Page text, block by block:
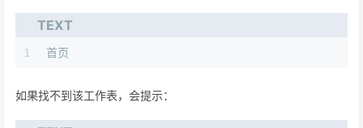
TEXT
1 首页
如果找不到该工作表，会提示：